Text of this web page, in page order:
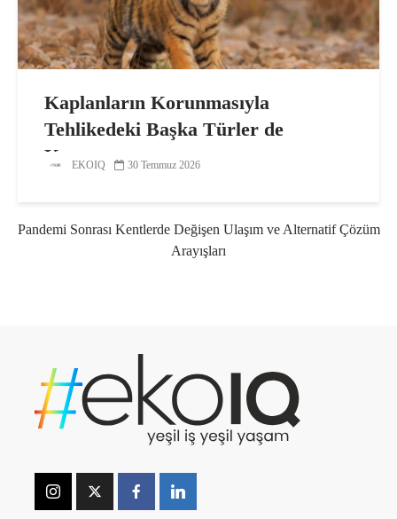
Kaplanların Korunmasıyla
Tehlikedeki Başka Türler de
Korunuyor
EKOIQ 30 Temmuz 2026
Pandemi Sonrası Kentlerde Değişen Ulaşım ve Alternatif Çözüm
Arayışları